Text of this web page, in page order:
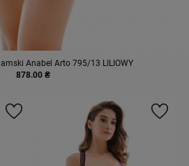
Anabel Arto 795/13 LILIOWY
878.00 ₴